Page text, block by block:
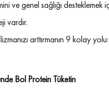
ve genel sağlığı desteklemek
vardır.
arttırmanın 9 kolay yolu:
Bol Protein Tüketin